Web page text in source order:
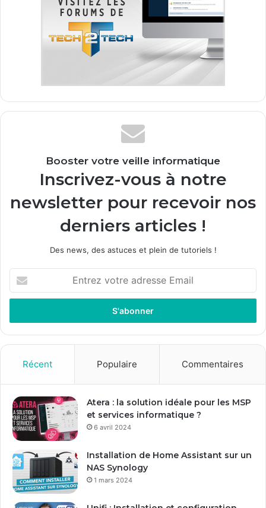
Booster votre veille informatique
Inscrivez-vous à notre
newsletter pour recevoir nos
derniers articles !
Des news, des astuces et plein de tutoriels !
t
e
z
r
e
a
d
s
e
Récent Populaire Commentaires
Atera : la solution idéale pour les MSP
et services informatique ?
6 avril 2024
Installation de Home Assistant sur un
NAS Synology
1 mars 2024